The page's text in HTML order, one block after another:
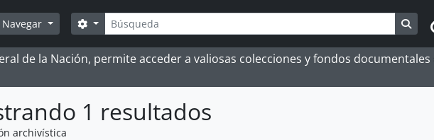
Navegar Búsqueda
Search options
de la Nación, permite acceder a valiosas colecciones y fondos
1 resultados
archivística